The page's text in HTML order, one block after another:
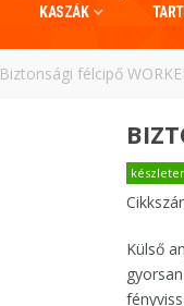
KASZÁK
Biztonsági félcipő
Külső